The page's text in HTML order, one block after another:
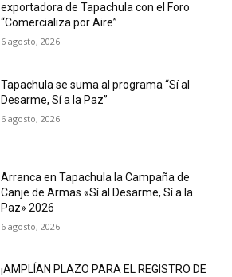
exportadora de Tapachula con el Foro
“Comercializa por Aire”
6 agosto, 2026
Tapachula se suma al programa “Sí al
Desarme, Sí a la Paz”
6 agosto, 2026
Arranca en Tapachula la Campaña de
Canje de Armas «Sí al Desarme, Sí a la
Paz» 2026
6 agosto, 2026
¡AMPLÍAN PLAZO PARA EL REGISTRO DE